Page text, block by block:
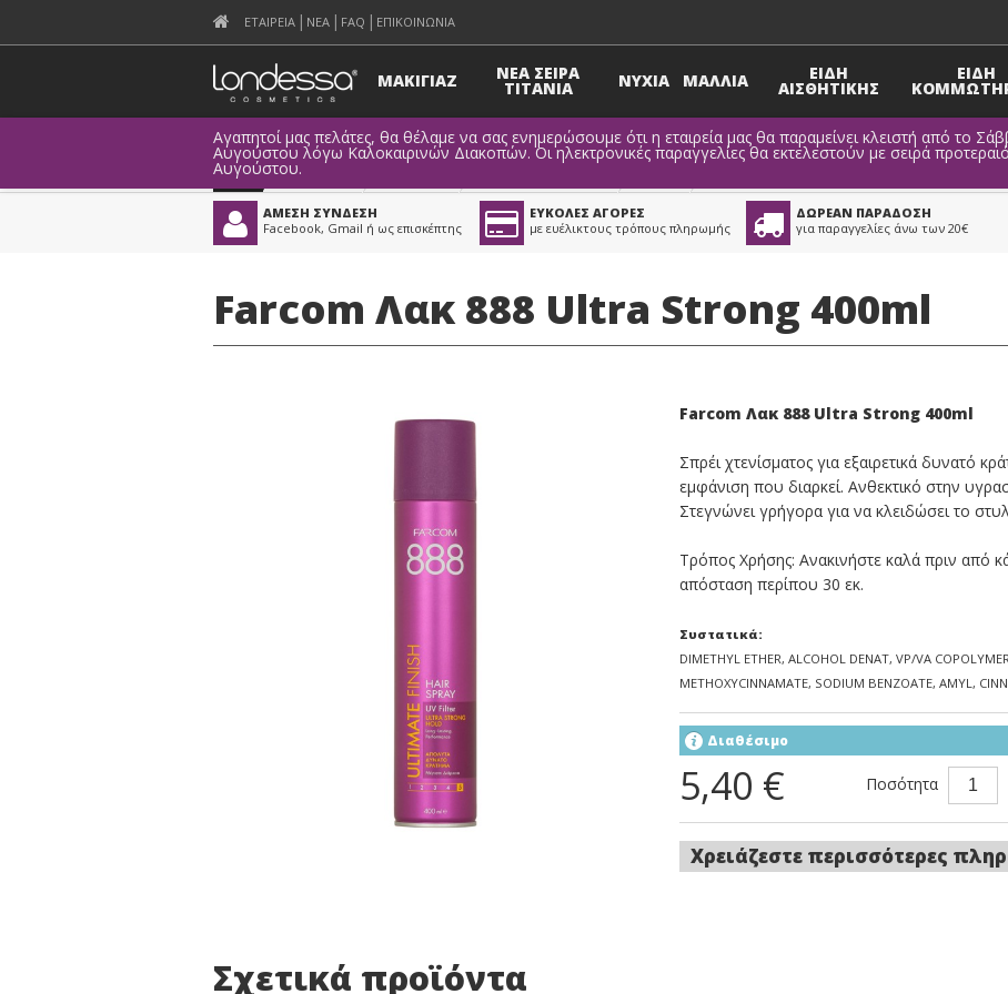
ΕΤΑΙΡΕΙΑ ΝΕΑ FAQ ΕΠΙΚΟΙΝΩΝΙΑ
ΜΑΚΙΓΙΑΖ ΝΕΑ ΣΕΙΡΑ
TITANIA ΝΥΧΙΑ ΜΑΛΛΙΑ ΕΙΔΗ
ΑΙΣΘΗΤΙΚΗΣ
ΕΙΔΗ
Αγαπητοί μας πελάτες, θα θέλαμε να σας ενημερώσουμε ότι η εταιρεία μας θα παραμείνει κλειστή από το
Αυγούστου λόγω Καλοκαιρινών Διακοπών. Οι ηλεκτρονικές παραγγελίες θα εκτελεστούν με σειρά
Αυγούστου.Προϊόντα
ΑΜΕΣΗ ΣΥΝΔΕΣΗ
Facebook, Gmail ή ως επισκέπτης
ΕΥΚΟΛΕΣ ΑΓΟΡΕΣ
με ευέλικτους τρόπους πληρωμής
ΔΩΡΕΑΝ ΠΑΡΑΔΟΣΗ
για παραγγελίες άνω των 20€
Farcom Λακ 888 Ultra Strong 400ml
Farcom Λακ 888 Ultra Strong 400ml
Σπρέι χτενίσματος για εξαιρετικά δυνατό
εμφάνιση που διαρκεί. Ανθεκτικό στην
Στεγνώνει γρήγορα για να κλειδώσει το
Τρόπος Χρήσης: Ανακινήστε καλά πριν από
απόσταση περίπου 30 εκ.
Συστατικά:
DIMETHYL ETHER, ALCOHOL DENAT, VP/VA
METHOXYCINNAMATE, SODIUM BENZOATE, AMYL,
Διαθέσιμο
5,40 € Ποσότητα
Χρειάζεστε περισσότερες
Σχετικά προϊόντα